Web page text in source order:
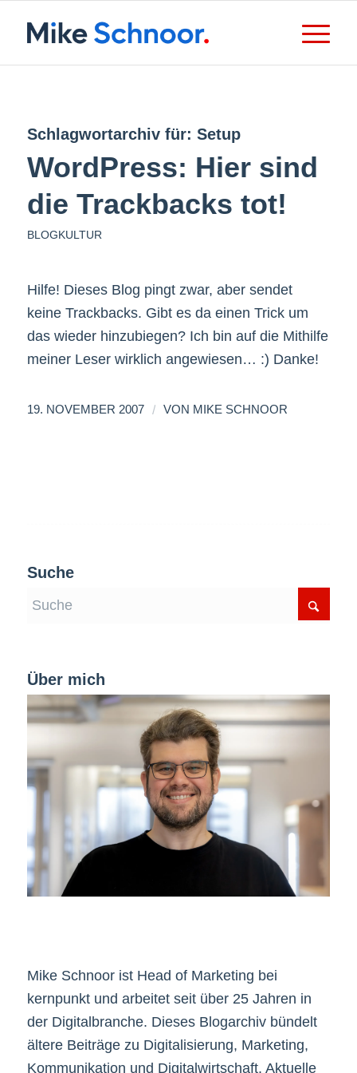
Schlagwortarchiv für: Setup
WordPress: Hier sind
die Trackbacks tot!
BLOGKULTUR
Hilfe! Dieses Blog pingt zwar, aber sendet
keine Trackbacks. Gibt es da einen Trick um
das wieder hinzubiegen? Ich bin auf die Mithilfe
meiner Leser wirklich angewiesen… :) Danke!
19. NOVEMBER 2007 / VON MIKE SCHNOOR
Suche
Über mich
Mike Schnoor ist Head of Marketing bei
kernpunkt und arbeitet seit über 25 Jahren in
der Digitalbranche. Dieses Blogarchiv bündelt
ältere Beiträge zu Digitalisierung, Marketing,
Kommunikation und Digitalwirtschaft. Aktuelle